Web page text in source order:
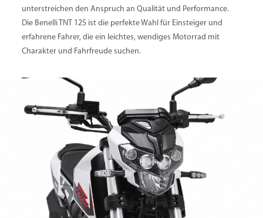
unterstreichen den Anspruch an Qualität und Performance.
Die Benelli TNT 125 ist die perfekte Wahl für Einsteiger und
erfahrene Fahrer, die ein leichtes, wendiges Motorrad mit
Charakter und Fahrfreude suchen.